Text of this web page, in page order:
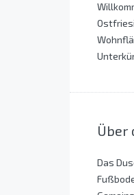
Über
Das